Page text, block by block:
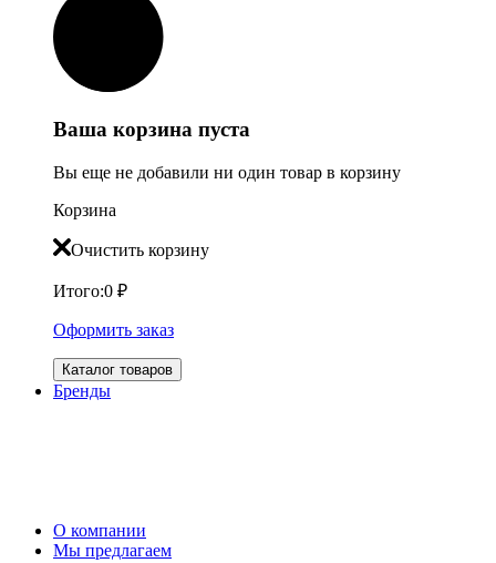
Ваша корзина пуста
Вы еще не добавили ни один товар в корзину
Корзина
Очистить корзину
Итого:0 ₽
Оформить заказ
Каталог товаров
Бренды
О компании
Мы предлагаем